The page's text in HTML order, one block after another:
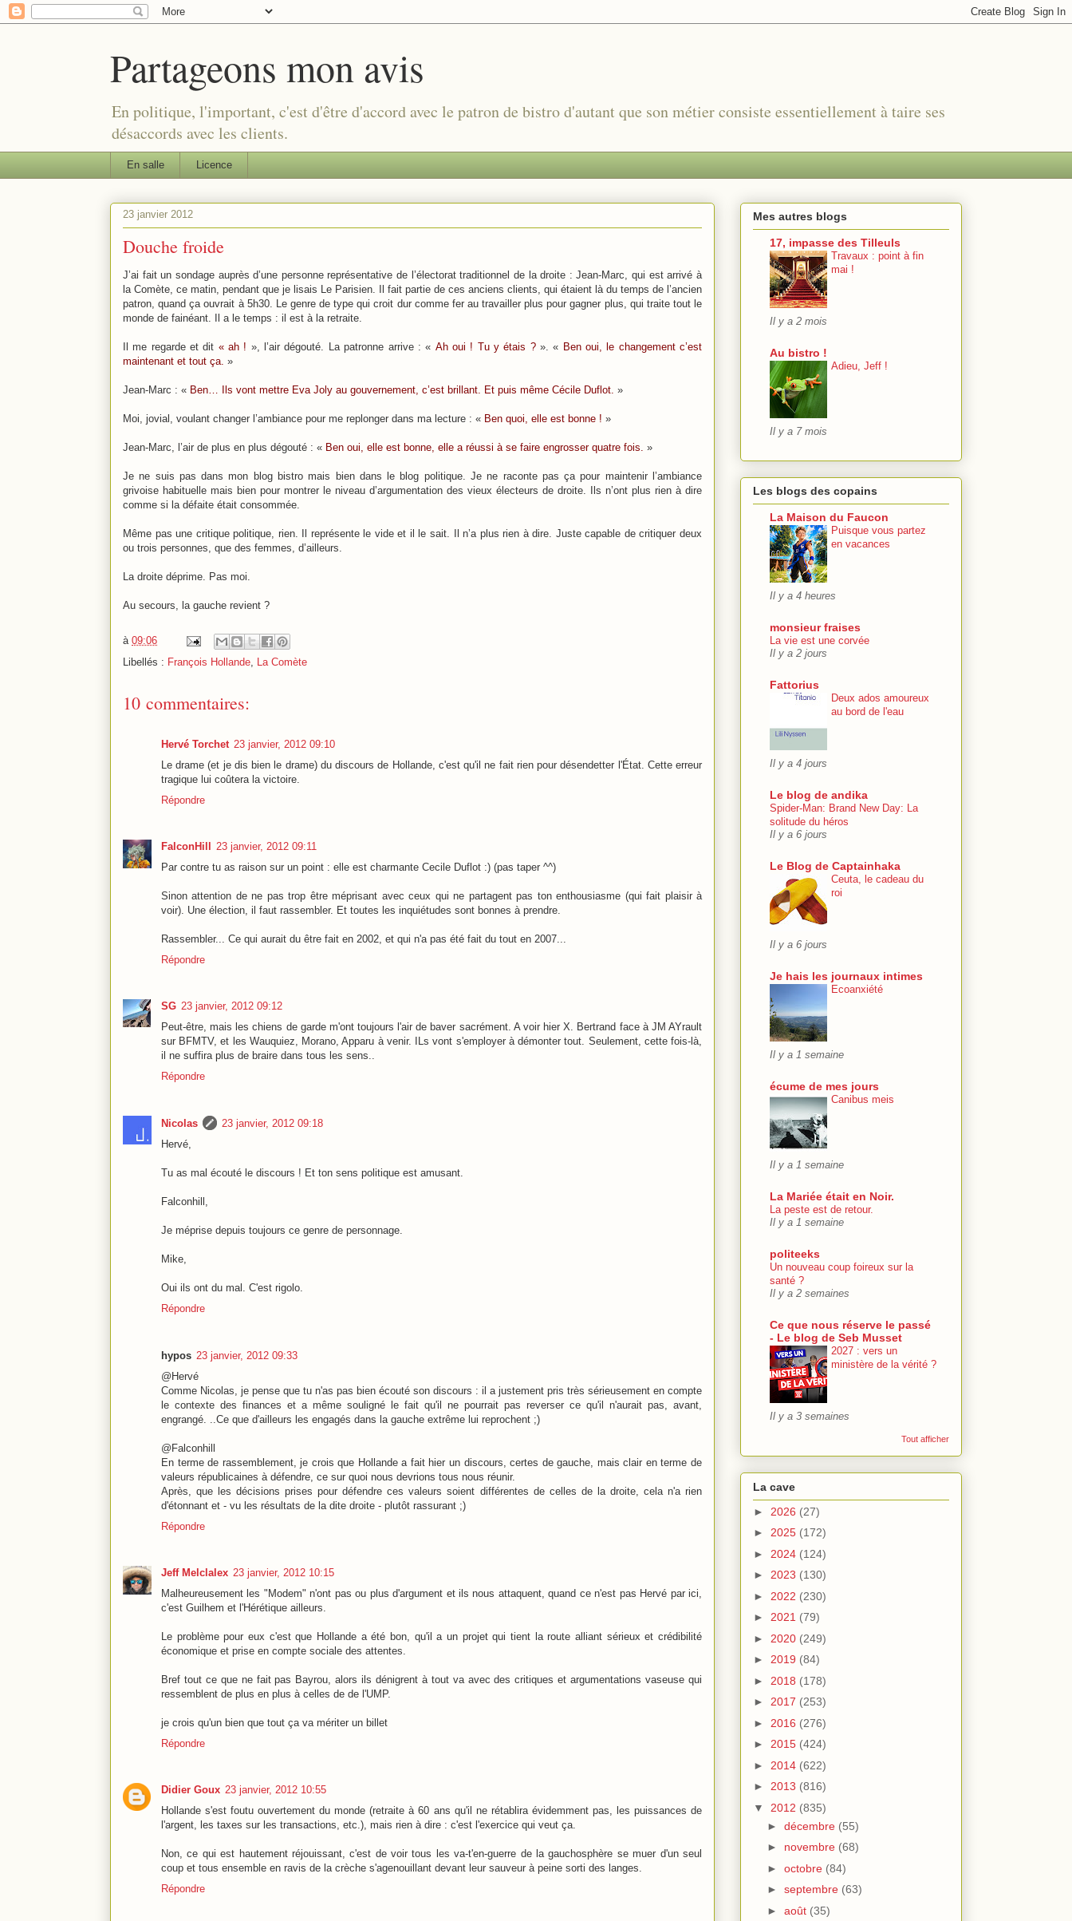
Partageons mon avis
En politique, l'important, c'est d'être d'accord avec le patron de bistro d'autant que son métier consiste essentiellement à taire ses
désaccords avec les clients.
En salle Licence
23 janvier 2012
Douche froide
J’ai fait un sondage auprès d’une personne représentative de l’électorat traditionnel de la droite : Jean-Marc, qui est arrivé à
la Comète, ce matin, pendant que je lisais Le Parisien. Il fait partie de ces anciens clients, qui étaient là du temps de l’ancien
patron, quand ça ouvrait à 5h30. Le genre de type qui croit dur comme fer au travailler plus pour gagner plus, qui traite tout le
monde de fainéant. Il a le temps : il est à la retraite.
Il me regarde et dit « ah ! », l’air dégouté. La patronne arrive : « Ah oui ! Tu y étais ?». « Ben oui, le changement c’est
maintenant et tout ça. »
Jean-Marc : « Ben… Ils vont mettre Eva Joly au gouvernement, c’est brillant. Et puis même Cécile Duflot »
Moi, jovial, voulant changer l’ambiance pour me replonger dans ma lecture : « Ben quoi, elle est bonne ! »
Jean-Marc, l’air de plus en plus dégouté : « Ben oui, elle est bonne, elle a réussi à se faire engrosser quatre fois. »
Je ne suis pas dans mon blog bistro mais bien dans le blog politique. Je ne raconte pas ça pour maintenir l’ambiance
grivoise habituelle mais bien pour montrer le niveau d’argumentation des vieux électeurs de droite. Ils n’ont plus rien à dire
comme si la défaite était consommée.
Même pas une critique politique, rien. Il représente le vide et il le sait. Il n’a plus rien à dire. Juste capable de critiquer deux
ou trois personnes, que des femmes, d’ailleurs.
La droite déprime. Pas moi.
Au secours, la gauche revient ?
à 09:06
Libellés : François Hollande La Comète
10 commentaires:
Hervé Torchet 23 janvier, 2012 09:10
Le drame (et je dis bien le drame) du discours de Hollande, c'est qu'il ne fait rien pour désendetter l'État. Cette erreur
tragique lui coûtera la victoire.
Répondre
FalconHill
23 janvier, 2012 09:11
Par contre tu as raison sur un point : elle est charmante Cecile Duflot :) (pas taper ^^)
Sinon attention de ne pas trop être méprisant avec ceux qui ne partagent pas ton enthousiasme (qui fait plaisir à
voir). Une élection, il faut rassembler. Et toutes les inquiétudes sont bonnes à prendre.
Rassembler... Ce qui aurait du être fait en 2002, et qui n'a pas été fait du tout en 2007...
Répondre
SG 23 janvier, 2012 09:12
Peut-être, mais les chiens de garde m'ont toujours l'air de baver sacrément. A voir hier X. Bertrand face à JM AYrault
sur BFMTV, et les Wauquiez, Morano, Apparu à venir. ILs vont s'employer à démonter tout. Seulement, cette fois-là,
il ne suffira plus de braire dans tous les sens..
Répondre
Nicolas
23 janvier, 2012 09:18
Hervé,
Tu as mal écouté le discours ! Et ton sens politique est amusant.
Falconhill,
Je méprise depuis toujours ce genre de personnage.
Mike,
Oui ils ont du mal. C'est rigolo.
Répondre
hypos 23 janvier, 2012 09:33
@Hervé
Comme Nicolas, je pense que tu n'as pas bien écouté son discours : il a justement pris très sérieusement en compte
le contexte des finances et a même souligné le fait qu'il ne pourrait pas reverser ce qu'il n'aurait pas, avant,
engrangé. ..Ce que d'ailleurs les engagés dans la gauche extrême lui reprochent ;)
@Falconhill
En terme de rassemblement, je crois que Hollande a fait hier un discours, certes de gauche, mais clair en terme de
valeurs républicaines à défendre, ce sur quoi nous devrions tous nous réunir.
Après, que les décisions prises pour défendre ces valeurs soient différentes de celles de la droite, cela n'a rien
d'étonnant et - vu les résultats de la dite droite - plutôt rassurant ;)
Répondre
Jeff Melclalex 23 janvier, 2012 10:15
Malheureusement les "Modem" n'ont pas ou plus d'argument et ils nous attaquent, quand ce n'est pas Hervé par ici,
c'est Guilhem et l'Hérétique ailleurs.
Le problème pour eux c'est que Hollande a été bon, qu'il a un projet qui tient la route alliant sérieux et crédibilité
économique et prise en compte sociale des attentes.
Bref tout ce que ne fait pas Bayrou, alors ils dénigrent à tout va avec des critiques et argumentations vaseuse qui
ressemblent de plus en plus à celles de de l'UMP.
je crois qu'un bien que tout ça va mériter un billet
Répondre
Didier Goux 23 janvier, 2012 10:55
Hollande s'est foutu ouvertement du monde (retraite à 60 ans qu'il ne rétablira évidemment pas, les puissances de
l'argent, les taxes sur les transactions, etc.), mais rien à dire : c'est l'exercice qui veut ça.
Non, ce qui est hautement réjouissant, c'est de voir tous les va-t'en-guerre de la gauchosphère se muer d'un seul
coup et tous ensemble en ravis de la crèche s'agenouillant devant leur sauveur à peine sorti des langes.
Répondre
Mes autres blogs
17, impasse des Tilleuls
Travaux : point à fin
mai !
Il y a 2 mois
Au bistro !
Adieu, Jeff !
Il y a 7 mois
Les blogs des copains
La Maison du Faucon
Puisque vous partez
en vacances
Il y a 4 heures
monsieur fraises
La vie est une corvée
Il y a 2 jours
Fattorius
Deux ados amoureux
au bord de l'eau
Il y a 4 jours
Le blog de andika
Spider-Man: Brand New Day: La
solitude du héros
Il y a 6 jours
Le Blog de Captainhaka
Ceuta, le cadeau du
roi
Il y a 6 jours
Je hais les journaux intimes
Ecoanxiété
Il y a 1 semaine
écume de mes jours
Canibus meis
Il y a 1 semaine
La Mariée était en Noir.
La peste est de retour.
Il y a 1 semaine
politeeks
Un nouveau coup foireux sur la
santé ?
Il y a 2 semaines
Ce que nous réserve le passé
- Le blog de Seb Musset
2027 : vers un
ministère de la vérité ?
Il y a 3 semaines
Tout afficher
La cave
► 2026 (27)
► 2025 (172)
► 2024 (124)
► 2023 (130)
► 2022 (230)
► 2021 (79)
► 2020 (249)
► 2019 (84)
► 2018 (178)
► 2017 (253)
► 2016 (276)
► 2015 (424)
► 2014 (622)
► 2013 (816)
▼ 2012 (835)
► décembre (55)
► novembre (68)
► octobre (84)
► septembre (63)
► août (35)